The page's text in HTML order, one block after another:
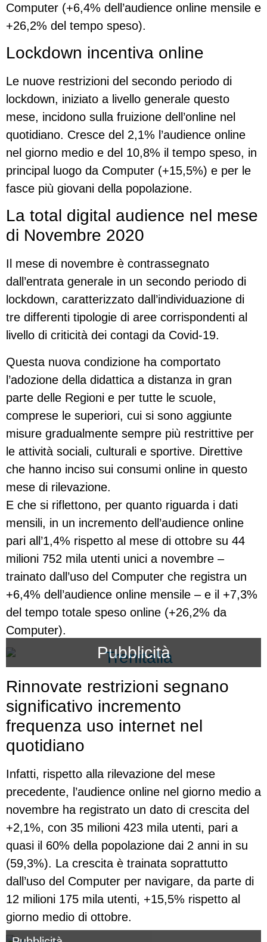
Computer (+6,4% dell’audience online mensile e
+26,2% del tempo speso).
Lockdown incentiva online
Le nuove restrizioni del secondo periodo di
lockdown, iniziato a livello generale questo
mese, incidono sulla fruizione dell’online nel
quotidiano. Cresce del 2,1% l’audience online
nel giorno medio e del 10,8% il tempo speso, in
principal luogo da Computer (+15,5%) e per le
fasce più giovani della popolazione.
La total digital audience nel mese
di Novembre 2020
Il mese di novembre è contrassegnato
dall’entrata generale in un secondo periodo di
lockdown, caratterizzato dall’individuazione di
tre differenti tipologie di aree corrispondenti al
livello di criticità dei contagi da Covid-19.
Questa nuova condizione ha comportato
l’adozione della didattica a distanza in gran
parte delle Regioni e per tutte le scuole,
comprese le superiori, cui si sono aggiunte
misure gradualmente sempre più restrittive per
le attività sociali, culturali e sportive. Direttive
che hanno inciso sui consumi online in questo
mese di rilevazione.
E che si riflettono, per quanto riguarda i dati
mensili, in un incremento dell’audience online
pari all’1,4% rispetto al mese di ottobre su 44
milioni 752 mila utenti unici a novembre –
trainato dall’uso del Computer che registra un
+6,4% dell’audience online mensile – e il +7,3%
del tempo totale speso online (+26,2% da
Computer).
Pubblicità
Rinnovate restrizioni segnano
significativo incremento
frequenza uso internet nel
quotidiano
Infatti, rispetto alla rilevazione del mese
precedente, l’audience online nel giorno medio a
novembre ha registrato un dato di crescita del
+2,1%, con 35 milioni 423 mila utenti, pari a
quasi il 60% della popolazione dai 2 anni in su
(59,3%). La crescita è trainata soprattutto
dall’uso del Computer per navigare, da parte di
12 milioni 175 mila utenti, +15,5% rispetto al
giorno medio di ottobre.